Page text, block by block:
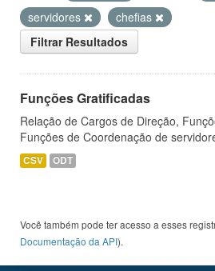
servidores
chefias
Filtrar Resultados
Funções Gratificadas
Relação de Cargos de Direção,
Funções de Coordenação de
CSV ODT
Você também pode ter acesso a esses
Documentação da API).